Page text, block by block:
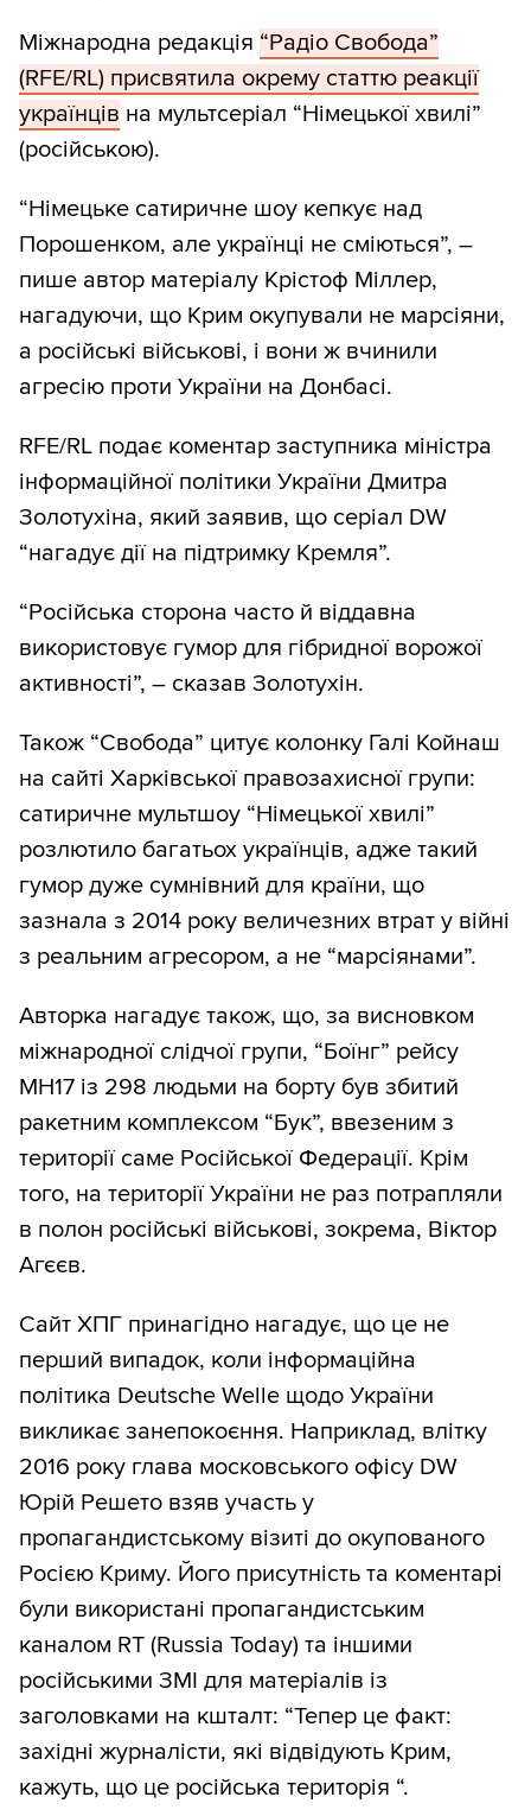
Міжнародна редакція “Радіо Свобода”
(RFE/RL) присвятила окрему статтю реакції
українців на мультсеріал “Німецької хвилі”
(російською).
“Німецьке сатиричне шоу кепкує над
Порошенком, але українці не сміються”, –
пише автор матеріалу Крістоф Міллер,
нагадуючи, що Крим окупували не марсіяни,
а російські військові, і вони ж вчинили
агресію проти України на Донбасі.
RFE/RL подає коментар заступника міністра
інформаційної політики України Дмитра
Золотухіна, який заявив, що серіал DW
“нагадує дії на підтримку Кремля”.
“Російська сторона часто й віддавна
використовує гумор для гібридної ворожої
активності”, – сказав Золотухін.
Також “Свобода” цитує колонку Галі Койнаш
на сайті Харківської правозахисної групи:
сатиричне мультшоу “Німецької хвилі”
розлютило багатьох українців, адже такий
гумор дуже сумнівний для країни, що
зазнала з 2014 року величезних втрат у війні
з реальним агресором, а не “марсіянами”.
Авторка нагадує також, що, за висновком
міжнародної слідчої групи, “Боїнг” рейсу
MH17 із 298 людьми на борту був збитий
ракетним комплексом “Бук”, ввезеним з
території саме Російської Федерації. Крім
того, на території України не раз потрапляли
в полон російські військові, зокрема, Віктор
Агєєв.
Сайт ХПГ принагідно нагадує, що це не
перший випадок, коли інформаційна
політика Deutsche Welle щодо України
викликає занепокоєння. Наприклад, влітку
2016 року глава московського офісу DW
Юрій Решето взяв участь у
пропагандистському візиті до окупованого
Росією Криму. Його присутність та коментарі
були використані пропагандистським
каналом RT (Russia Today) та іншими
російськими ЗМІ для матеріалів із
заголовками на кшталт: “Тепер це факт:
західні журналісти, які відвідують Крим,
кажуть, що це російська територія “.